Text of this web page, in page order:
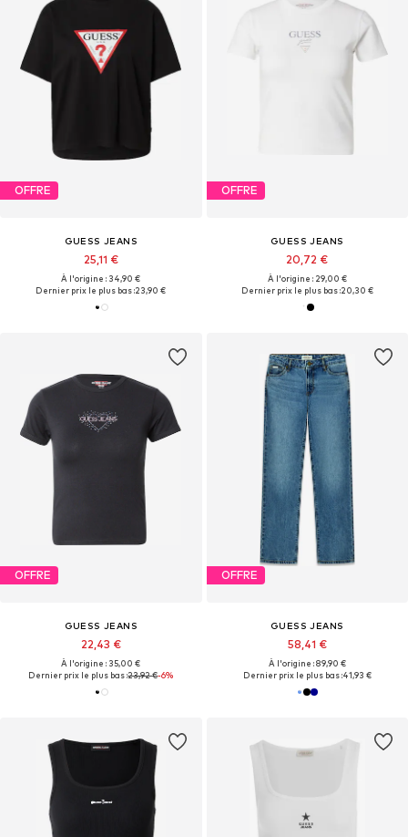
OFFRE
GUESS JEANS
25,11 €
À l'origine : 34,90 €
Dernier prix le plus bas :23,90 €
OFFRE
GUESS JEANS
20,72 €
À l'origine : 29,00 €
Dernier prix le plus bas :20,30 €
OFFRE
GUESS JEANS
22,43 €
À l'origine : 35,00 €
Dernier prix le plus bas :23,92 €-6%
OFFRE
GUESS JEANS
58,41 €
À l'origine : 89,90 €
Dernier prix le plus bas :41,93 €